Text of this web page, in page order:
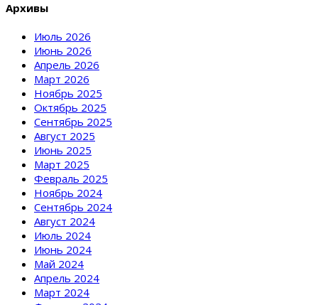
Архивы
Июль 2026
Июнь 2026
Апрель 2026
Март 2026
Ноябрь 2025
Октябрь 2025
Сентябрь 2025
Август 2025
Июнь 2025
Март 2025
Февраль 2025
Ноябрь 2024
Сентябрь 2024
Август 2024
Июль 2024
Июнь 2024
Май 2024
Апрель 2024
Март 2024